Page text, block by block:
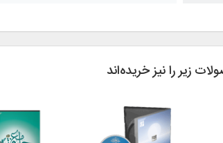
زیر را نیز خریده‌اند